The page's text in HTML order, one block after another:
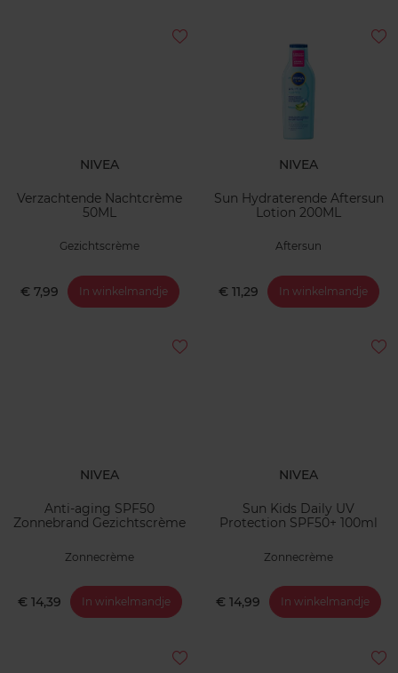
NIVEA
Verzachtende Nachtcrème
50ML
Gezichtscrème
€ 7,99 In winkelmandje
NIVEA
Sun Hydraterende Aftersun
Lotion 200ML
Aftersun
€ 11,29 In winkelmandje
NIVEA
Anti-aging SPF50
Zonnebrand Gezichtscrème
Zonnecrème
€ 14,39 In winkelmandje
NIVEA
Sun Kids Daily UV
Protection SPF50+ 100ml
Zonnecrème
€ 14,99 In winkelmandje